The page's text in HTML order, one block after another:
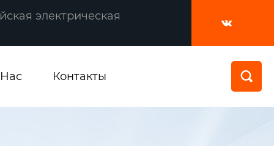
электрическая

Контакты 